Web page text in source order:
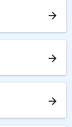
arrow_forward
arrow_forward
arrow_forward